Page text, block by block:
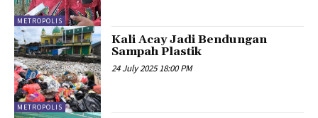
METROPOLIS
METROPOLIS
Kali Acay Jadi Bendungan
Sampah Plastik
24 July 2025 18:00 PM